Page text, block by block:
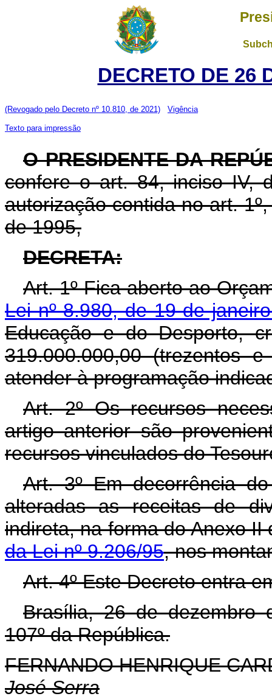
DECRETO DE 26
(Revogado pelo Decreto nº 10.810, de 2021) Vigência
Texto para impressão
O PRESIDENTE DA
confere o art. 84, inciso IV,
autorização contida no art.
de 1995,
DECRETA:
Art. 1º Fica aberto ao
Lei nº 8.980, de 19 de
Educação e do Desporto,
319.000.000,00 (trezentos
atender à programação
Art. 2º Os recursos
artigo anterior são
recursos vinculados do
Art. 3º Em decorrência
alteradas as receitas de
indireta, na forma do Anexo
da Lei nº 9.206/95, nos
Art. 4º Este Decreto entra
Brasília, 26 de dezembro
107º da República.
FERNANDO HENRIQUE
José Serra